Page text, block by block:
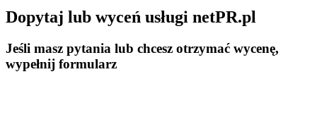
Dopytaj lub wyceń usługi netPR.pl
Jeśli masz pytania lub chcesz otrzymać wycenę,
wypełnij formularz